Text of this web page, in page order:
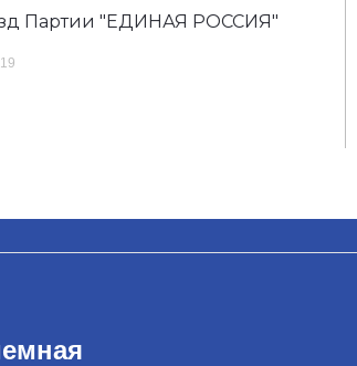
Партии "ЕДИНАЯ РОССИЯ"